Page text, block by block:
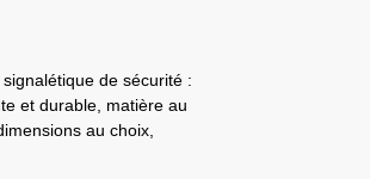
de sécurité :
et durable, matière au
au choix,